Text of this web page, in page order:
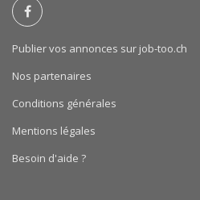
Publier vos annonces sur job-too.ch
Nos partenaires
Conditions générales
Mentions légales
Besoin d'aide ?